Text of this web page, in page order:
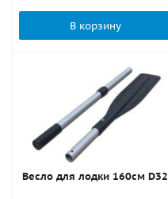
В корзину
Весло для лодки 160см D32